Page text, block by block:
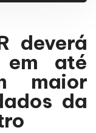
deverá
em até
maior
da